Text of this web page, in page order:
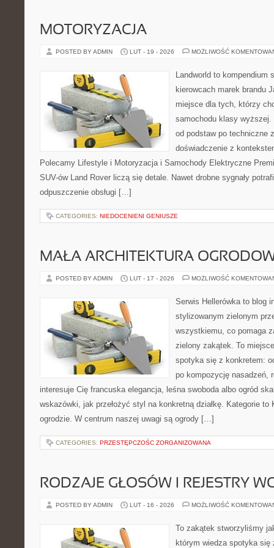
MOTORYZACJA
POSTED BY ADMIN LUT - 19 - 2026 MOŻLIWOŚĆ
Landworld to kompendium
kierowcach marek brandu
miejsce dla tych, którzy
samochodu klasy
od podstaw po techniczne
doświadczenie z
Polecamy Lifestyle i Motoryzacja i Samochody Elektryczne
SUV-ów Land Rover liczą się detale. Nawet drobne sygnały
odpuszczenie obsługi […]
CATEGORIES: NIEDOCENIENI GENIUSZE
MAŁA ARCHITEKTURA
POSTED BY ADMIN LUT - 17 - 2026 MOŻLIWOŚĆ
Serwis Hellerówka to blog
stylizowanym zielonym
wszystkiemu, co pomaga
zielony zakątek. To
spotyka się z konkretem:
po kompozycję nasadzeń,
interesuje Cię francuska elegancja, leśna swoboda albo ogród
wskazówki, jak przełożyć styl na konkretną działkę. Kategorie
ogrodzie. W centrum naszej uwagi są ogrody […]
CATEGORIES: PRZESTĘPCZOŚC ZORGANIZOWANA
RODZAJE GŁOSÓW I REJESTRY
POSTED BY ADMIN LUT - 16 - 2026 MOŻLIWOŚĆ
To zakątek stworzyliśmy
którym wiedza spotyka